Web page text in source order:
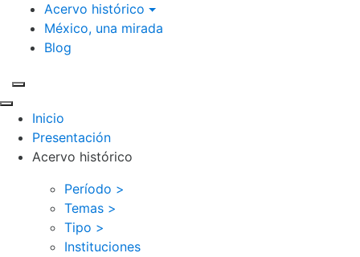
Acervo histórico
México, una mirada
Blog
Inicio
Presentación
Acervo histórico
Período >
Temas >
Tipo >
Instituciones